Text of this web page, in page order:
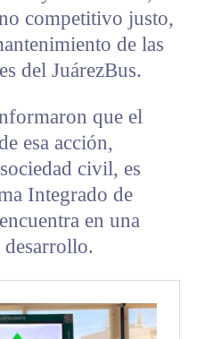
competitivo justo,
de las
del JuárezBus.
que el
esa acción,
civil, es
Integrado de
en una
desarrollo.